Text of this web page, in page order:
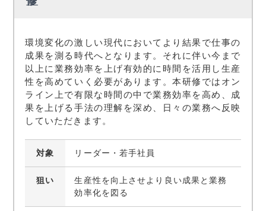
環境変化の激しい現代においてより結果で仕事の
成果を測る時代へとなります。それに伴い今まで
以上に業務効率を上げ有効的に時間を活用し生産
性を高めていく必要があります。本研修ではオン
ライン上で有限な時間の中で業務効率を高め、成
果を上げる手法の理解を深め、日々の業務へ反映
していただきます。
対象 リーダー・若手社員
狙い
生産性を向上させより良い成果と業務
効率化を図る